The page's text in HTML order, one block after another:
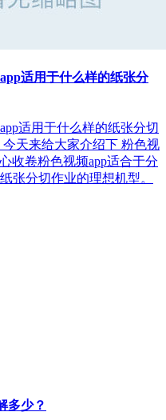
适用于什么样的纸张分
适用于什么样的纸张分切
，今天来给大家介绍下 粉色视
心收卷粉色视频app适合于分
张分切作业的理想机型。
？